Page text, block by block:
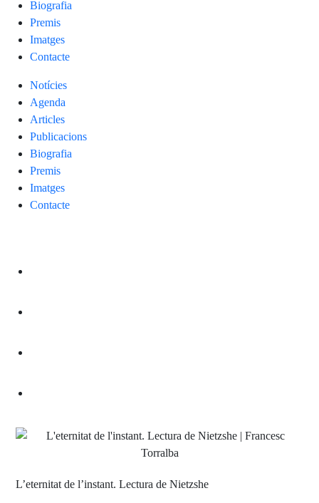
Biografia
Premis
Imatges
Contacte
Notícies
Agenda
Articles
Publicacions
Biografia
Premis
Imatges
Contacte
L’eternitat de l’instant. Lectura de Nietzshe